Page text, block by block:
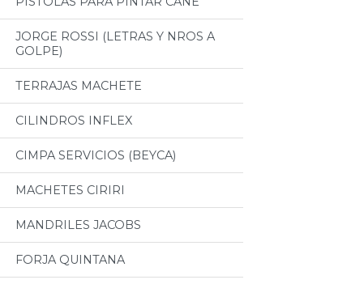
JORGE ROSSI (LETRAS Y NROS A
GOLPE)
TERRAJAS MACHETE
CILINDROS INFLEX
CIMPA SERVICIOS (BEYCA)
MACHETES CIRIRI
MANDRILES JACOBS
FORJA QUINTANA